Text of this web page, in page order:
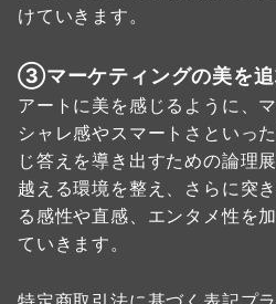
けていきます。
③マーケティングの美を
アートに美を感じるように、
シャレ感やスマートさといっ
じ答えを導き出すための論理
越える環境を整え、さらに突
る感性や直感、エンタメ性を
ていきます。